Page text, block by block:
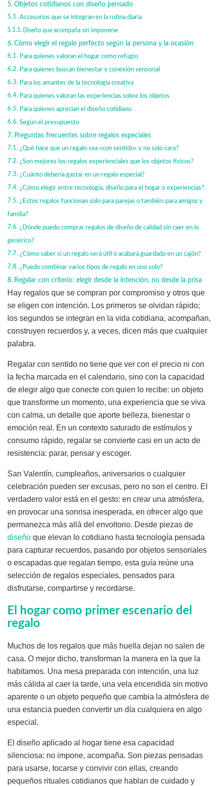
Objetos cotidianos con diseño pensado
Accesorios que se integran en la rutina diaria
Diseño que acompaña sin imponerse
Cómo elegir el regalo perfecto según la persona y la ocasión
Para quienes valoran el hogar como refugio
Para quienes buscan bienestar y conexión sensorial
Para los amantes de la tecnología creativa
Para quienes valoran las experiencias sobre los objetos
Para quienes aprecian el diseño cotidiano
Según el presupuesto
Preguntas frecuentes sobre regalos especiales
¿Qué hace que un regalo sea «con sentido» y no solo caro?
¿Son mejores los regalos experienciales que los objetos físicos?
¿Cuánto debería gastar en un regalo especial?
¿Cómo elegir entre tecnología, diseño para el hogar o experiencias?
¿Estos regalos funcionan solo para parejas o también para amigos y
familia?
¿Dónde puedo comprar regalos de diseño de calidad sin caer en lo
genérico?
¿Cómo saber si un regalo será útil o acabará guardado en un cajón?
¿Puedo combinar varios tipos de regalo en uno solo?
Regalar con criterio: elegir desde la intención, no desde la prisa
Hay regalos que se compran por compromiso y otros que
se eligen con intención. Los primeros se olvidan rápido;
los segundos se integran en la vida cotidiana, acompañan,
construyen recuerdos y, a veces, dicen más que cualquier
palabra.
Regalar con sentido no tiene que ver con el precio ni con
la fecha marcada en el calendario, sino con la capacidad
de elegir algo que conecte con quien lo recibe: un objeto
que transforme un momento, una experiencia que se viva
con calma, un detalle que aporte belleza, bienestar o
emoción real. En un contexto saturado de estímulos y
consumo rápido, regalar se convierte casi en un acto de
resistencia: parar, pensar y escoger.
San Valentín, cumpleaños, aniversarios o cualquier
celebración pueden ser excusas, pero no son el centro. El
verdadero valor está en el gesto: en crear una atmósfera,
en provocar una sonrisa inesperada, en ofrecer algo que
permanezca más allá del envoltorio. Desde piezas de
diseño que elevan lo cotidiano hasta tecnología pensada
para capturar recuerdos, pasando por objetos sensoriales
o escapadas que regalan tiempo, esta guía reúne una
selección de regalos especiales, pensados para
disfrutarse, compartirse y recordarse.
El hogar como primer escenario del
regalo
Muchos de los regalos que más huella dejan no salen de
casa. O mejor dicho, transforman la manera en la que la
habitamos. Una mesa preparada con intención, una luz
más cálida al caer la tarde, una vela encendida sin motivo
aparente o un objeto pequeño que cambia la atmósfera de
una estancia pueden convertir un día cualquiera en algo
especial.
El diseño aplicado al hogar tiene esa capacidad
silenciosa: no impone, acompaña. Son piezas pensadas
para usarse, tocarse y convivir con ellas, creando
pequeños rituales cotidianos que hablan de cuidado y